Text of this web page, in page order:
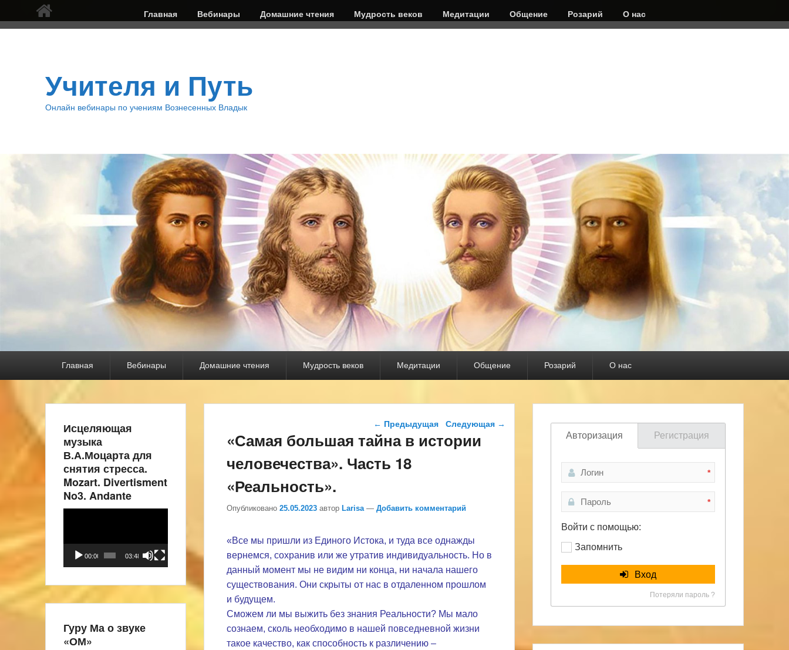
Верхнее
меню
Главная Вебинары Домашние чтения Мудрость веков Медитации Общение Розарий О нас
Учителя и Путь
Онлайн вебинары по учениям Вознесенных Владык
Главная Вебинары Домашние чтения Мудрость веков Медитации Общение Розарий О нас
Навигация по записям
← Предыдущая Следующая →
«Самая большая тайна в истории
человечества». Часть 18
«Реальность».
Опубликовано 25.05.2023 автор Larisa — Добавить комментарий
«Все мы пришли из Единого Истока, и туда все однажды
вернемся, сохранив или же утратив индивидуальность. Но в
данный момент мы не видим ни конца, ни начала нашего
существования. Они скрыты от нас в отдаленном прошлом
и будущем.
Сможем ли мы выжить без знания Реальности? Мы мало
сознаем, сколь необходимо в нашей повседневной жизни
такое качество, как способность к различению –
Авторизация Регистрация
*
*
Войти с помощью:
Запомнить
Вход
Потеряли пароль ?
Исцеляющая
музыка
В.А.Моцарта для
снятия стресса.
Mozart. Divertisment
No3. Andante
00:00 03:48
Гуру Ма о звуке
«ОМ»